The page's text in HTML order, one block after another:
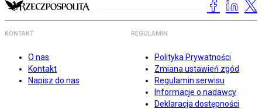
KONTAKT
O nas
Kontakt
Napisz do nas
REGULAMIN
Polityka Prywatności
Zmiana ustawień zgód
Regulamin serwisu
Informacje o nadawcy
Deklaracja dostępności